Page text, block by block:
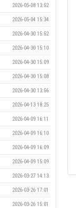
2026-05-08 13:52
2026-05-04 15:34
2026-04-30 15:52
2026-04-30 15:10
2026-04-30 15:09
2026-04-30 15:08
2026-04-30 13:56
2026-04-13 18:25
2026-04-09 16:11
2026-04-09 16:10
2026-04-09 16:09
2026-04-09 15:09
2026-03-27 14:13
2026-03-26 17:01
2026-03-26 15:01